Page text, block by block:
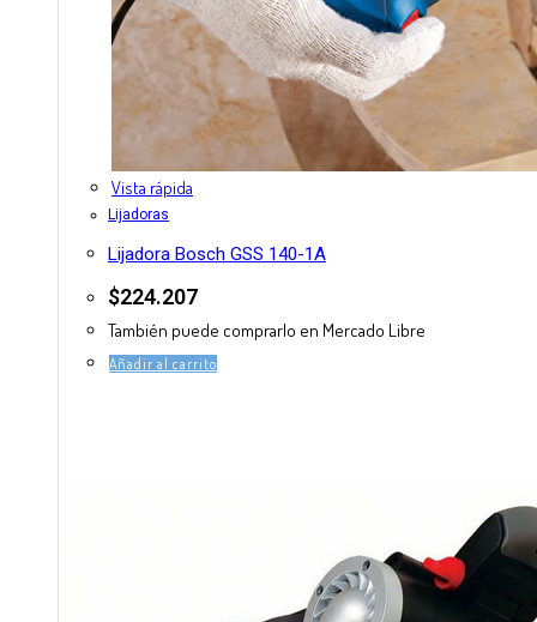
Vista rápida
Lijadoras
Lijadora Bosch GSS 140-1A
$224.207
También puede comprarlo en Mercado Libre
Añadir al carrito